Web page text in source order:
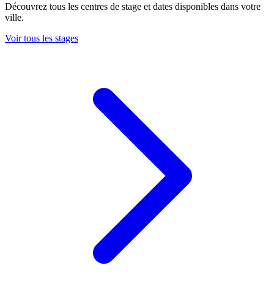
Découvrez tous les centres de stage et dates disponibles dans votre
ville.
Voir tous les stages